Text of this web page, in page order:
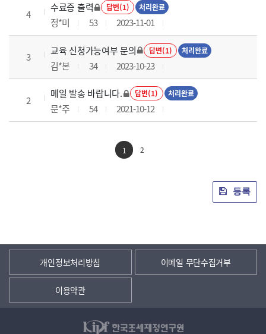
4
수료증 출력 답변(1) 처리완료
정*미 53 2023-11-01
3
교육 신청가능여부 문의 답변(1) 처리완료
김*본 34 2023-10-23
2
메일 발송 바랍니다. 답변(1) 처리완료
문*주 54 2021-10-12
1 2
등록
개인정보처리방침 이메일 무단수집거부
이용약관